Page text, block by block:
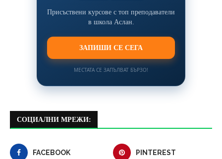
Присъствени курсове с топ преподаватели
в школа Аслан.
ЗАПИШИ СЕ СЕГА
МЕСТАТА СЕ ЗАПЪЛВАТ БЪРЗО!
СОЦИАЛНИ МРЕЖИ:
FACEBOOK PINTEREST